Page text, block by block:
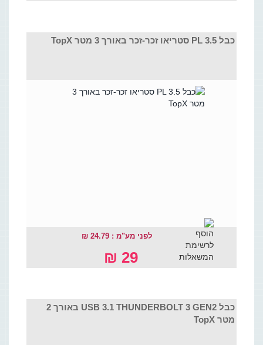
כבל PL 3.5 סטריאו זכר-זכר באורך 3 מטר TopX
לפני מע"מ : 24.79 ₪
29 ₪
כבל USB 3.1 THUNDERBOLT 3 GEN2 באורך 2
מטר TopX